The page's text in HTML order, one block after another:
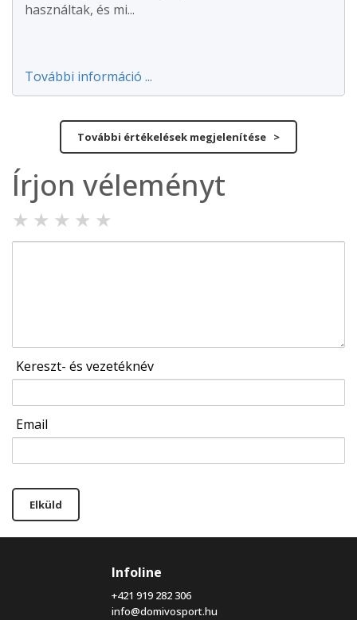
használtak, és mi...
További információ ...
További értékelések megjelenítése >
Írjon véleményt
★ ★ ★ ★ ★
Kereszt- és vezetéknév
Email
Elküld
Infoline
+421 919 282 306
info@domivosport.hu